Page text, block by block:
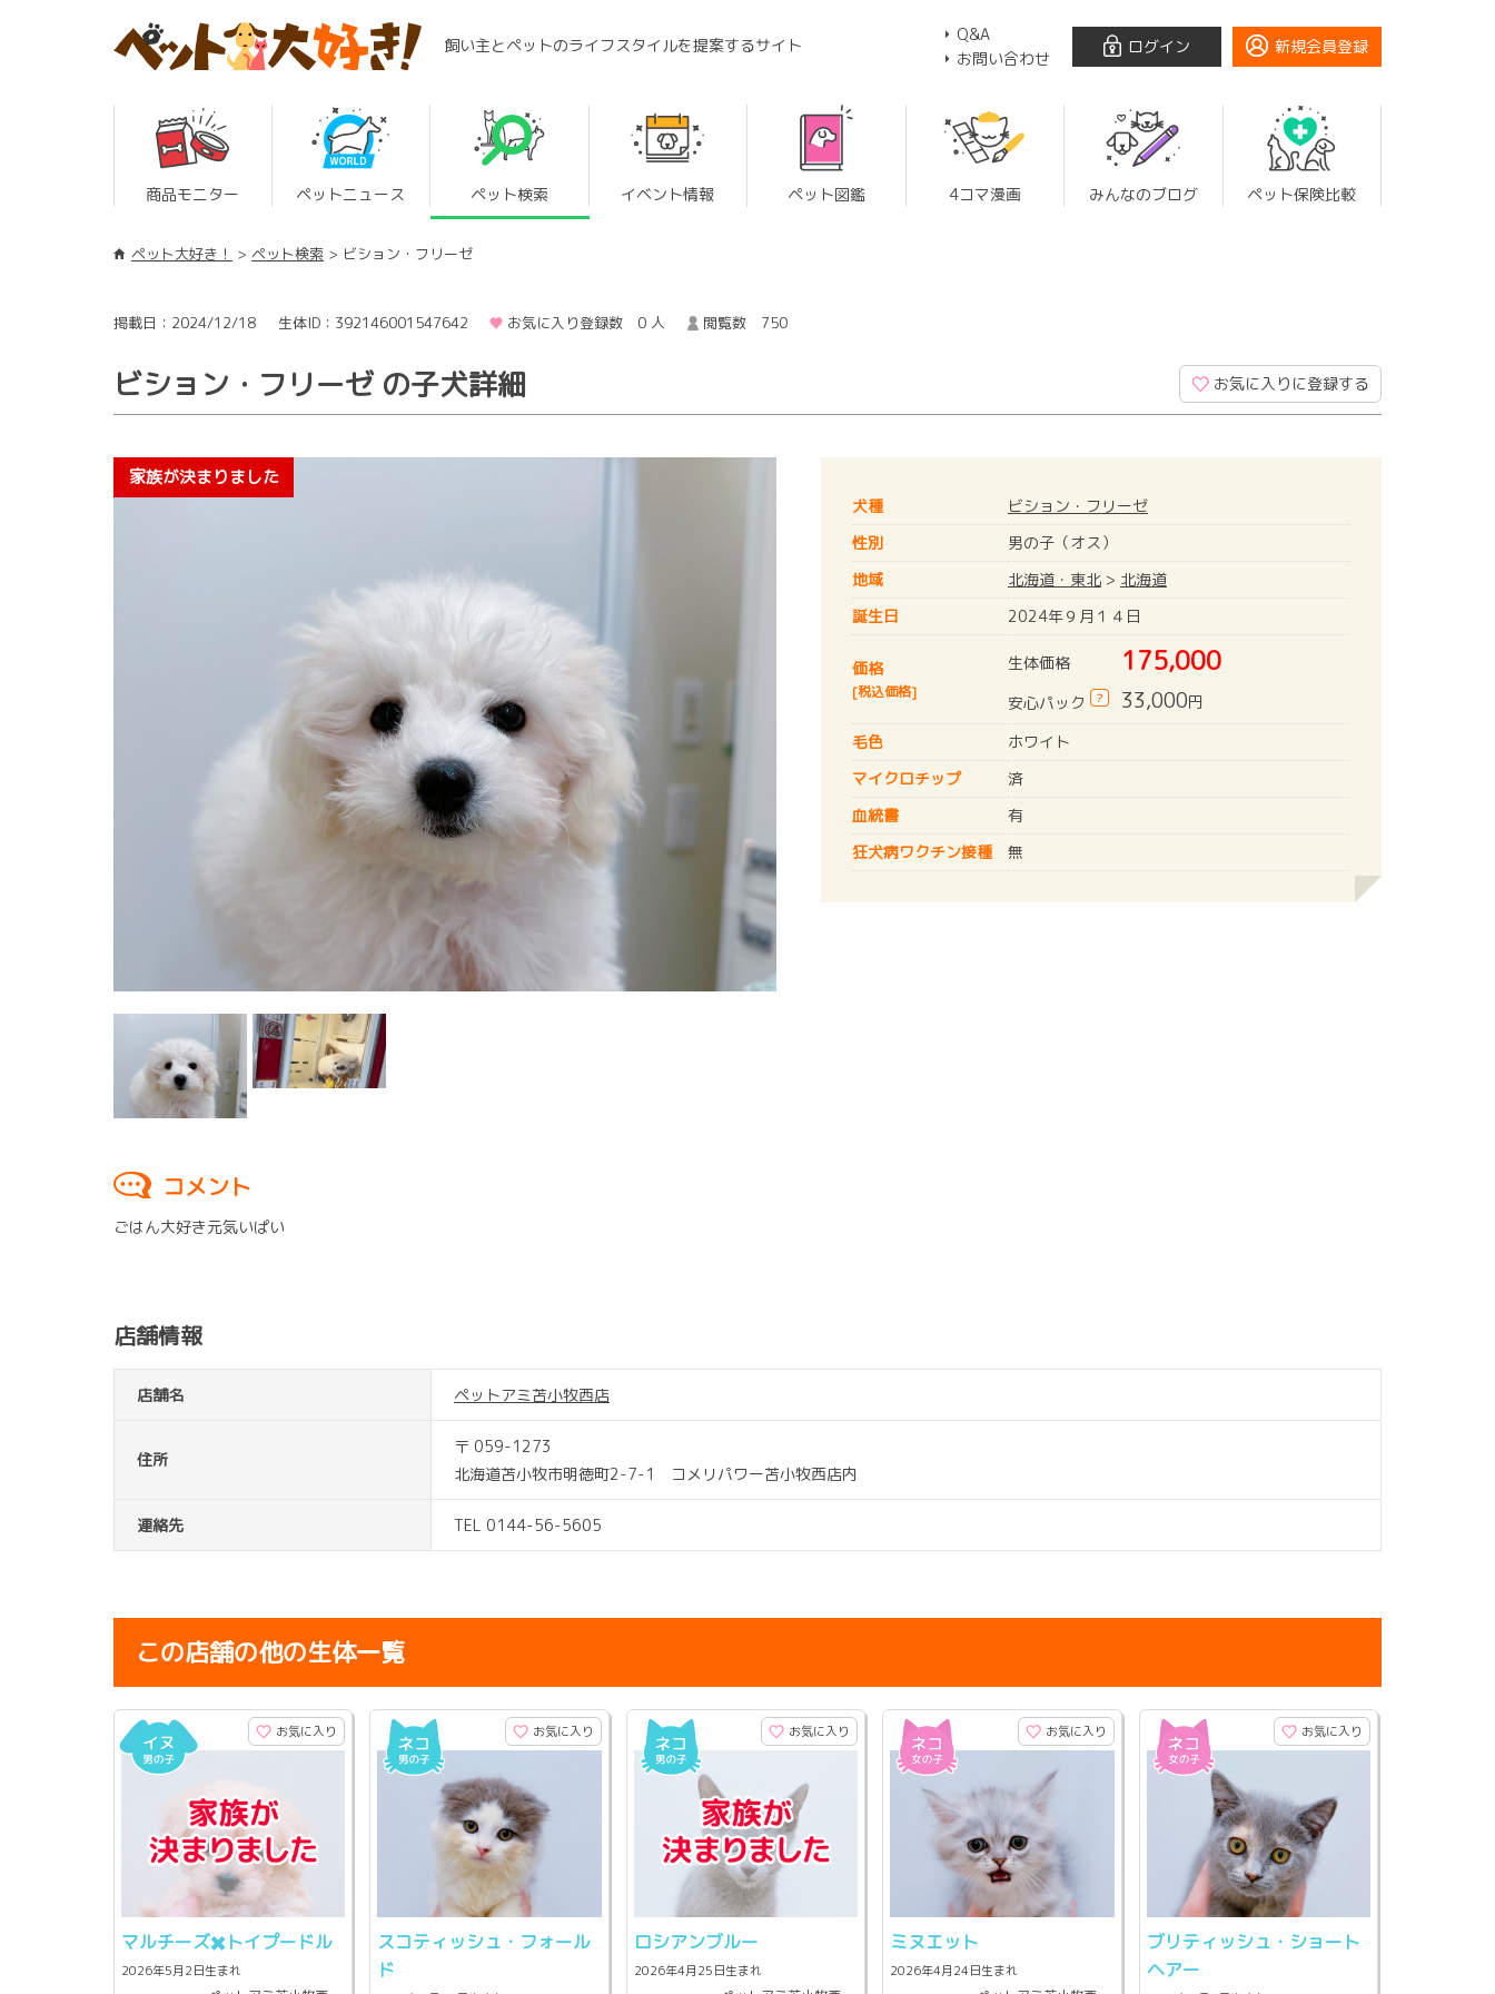
飼い主とペットのライフスタイルを提案するサイト
Q&A
お問い合わせ
ログイン 新規会員登録
商品モニター ペットニュース ペット検索 イベント情報 ペット図鑑 4コマ漫画 みんなのブログ ペット保険比較
ペット大好き！ ペット検索 ビション・フリーゼ
掲載日：2024/12/18 生体ID：392146001547642 お気に入り登録数 0 人 閲覧数 750
ビション・フリーゼ の子犬詳細 お気に入りに登録する
犬種
ビション・フリーゼ
性別
男の子（オス）
地域
北海道・東北 > 北海道
誕生日
2024年９月１４日
価格
[税込価格]
生体価格 175,000
安心パック ? 33,000円
毛色
ホワイト
マイクロチップ
済
血統書
有
狂犬病ワクチン接種 無
コメント
ごはん大好き元気いぱい
店舗情報
店舗名 ペットアミ苫小牧西店
住所
〒 059-1273
北海道苫小牧市明徳町2-7-1 コメリパワー苫小牧西店内
連絡先 TEL 0144-56-5605
この店舗の他の生体一覧
お気に入り
マルチーズ✖️トイプードル
2026年5月2日生まれ
お気に入り
スコティッシュ・フォール
ド
お気に入り
ロシアンブルー
2026年4月25日生まれ
お気に入り
ミヌエット
2026年4月24日生まれ
お気に入り
ブリティッシュ・ショート
ヘアー